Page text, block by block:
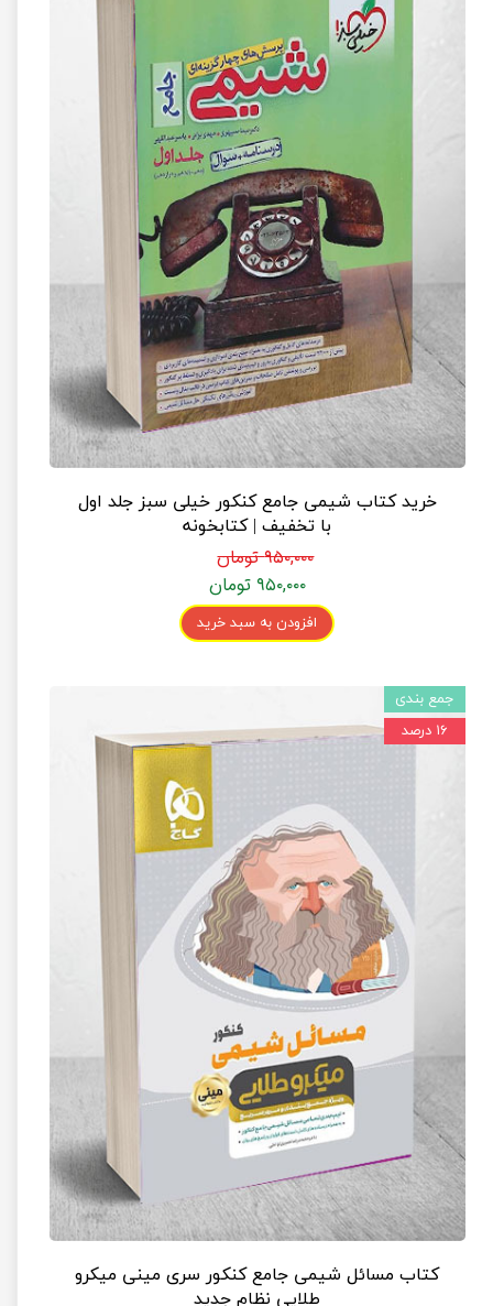
خرید کتاب شیمی جامع کنکور خیلی سبز جلد اول
با تخفیف | کتابخونه
۹۵۰,۰۰۰ تومان
۹۵۰,۰۰۰ تومان
افزودن به سبد خرید
کتاب مسائل شیمی جامع کنکور سری مینی میکرو
طلایی نظام جدید
جمع بندی
۱۶ درصد